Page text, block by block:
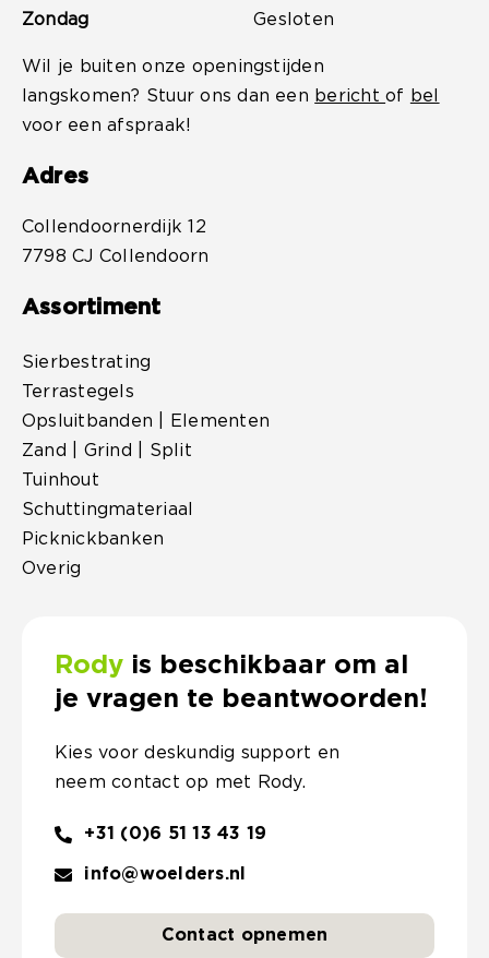
Zondag
Gesloten
Wil je buiten onze openingstijden
langskomen? Stuur ons dan een berichtof
bel
voor een afspraak!
Adres
Collendoornerdijk 12
7798 CJ Collendoorn
Assortiment
Sierbestrating
Terrastegels
Opsluitbanden | Elementen
Zand | Grind | Split
Tuinhout
Schuttingmateriaal
Picknickbanken
Overig
Rodyis beschikbaar om al
je vragen te beantwoorden!
Kies voor deskundig support en
neem contact op met Rody.
+31 (0)6 51 13 43 19
info@woelders.nl
Contact opnemen